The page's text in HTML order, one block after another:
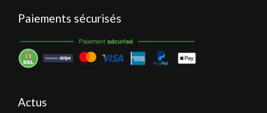
Paiements sécurisés
Actus